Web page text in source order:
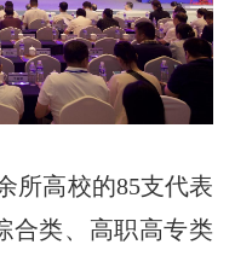
所高校的85支代表
合类、高职高专类